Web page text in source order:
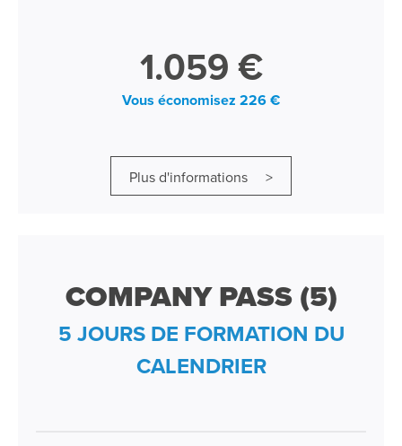
1.059 €
Vous économisez 226 €
Plus d'informations >
COMPANY PASS (5)
5 JOURS DE FORMATION DU
CALENDRIER